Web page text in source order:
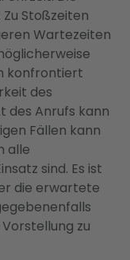
Stoßzeiten
Wartezeiten
konfrontiert
des
des Anrufs kann
Fällen kann
alle
sind. Es ist
die erwartete
zu